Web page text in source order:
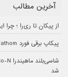
آخرین مطالب
از پیکان تا ری‌را ؛ چرا
پیکاپ برقی فورد Fathom در راه است؛ اما چرا با نام فانتوم؟
شد